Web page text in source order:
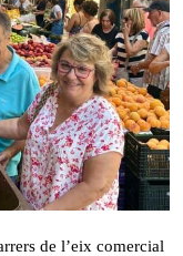
de l’eix comercial